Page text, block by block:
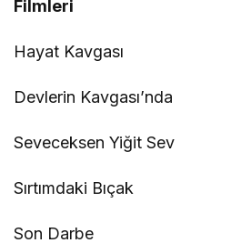
Filmleri
Hayat Kavgası
Devlerin Kavgası’nda
Seveceksen Yiğit Sev
Sırtımdaki Bıçak
Son Darbe